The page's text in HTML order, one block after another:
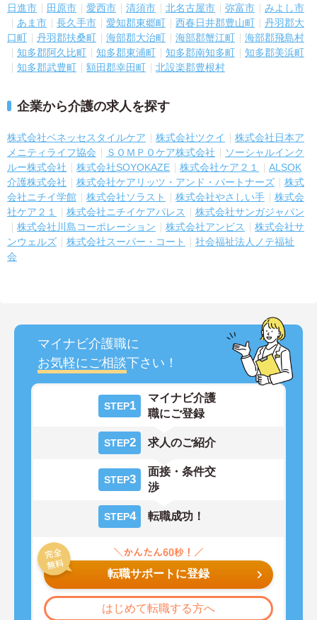
日進市
田原市 愛西市 清須市 北名古屋市 弥富市
みよし市
あま市
長久手市 愛知郡東郷町 西春日井郡豊山町
丹羽郡大
口町
丹羽郡扶桑町 海部郡大治町 海部郡蟹江町
海部郡飛島村
知多郡阿久比町
知多郡東浦町 知多郡南知多町
知多郡美浜町
知多郡武豊町
額田郡幸田町 北設楽郡豊根村
企業から介護の求人を探す
株式会社ベネッセスタイルケア 株式会社ツクイ
株式会社日本ア
メニティライフ協会
ＳＯＭＰＯケア株式会社
ソーシャルインク
ルー株式会社
株式会社SOYOKAZE 株式会社ケア２１
ALSOK
介護株式会社
株式会社ケアリッツ・アンド・パートナーズ
株式
会社ニチイ学館
株式会社ソラスト 株式会社やさしい手
株式会
社ケア２１
株式会社ニチイケアパレス
株式会社サンガジャパン
株式会社川島コーポレーション
株式会社アンビス
株式会社サ
ンウェルズ
株式会社スーパー・コート
社会福祉法人ノテ福祉
会
マイナビ介護職に
お気軽にご相談下さい！
STEP1
マイナビ介護
職にご登録
STEP2 求人のご紹介
STEP3
面接・条件交
渉
STEP4 転職成功！
転職サポートに登録
はじめて転職する方へ